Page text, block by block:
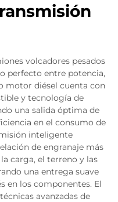
volcadores pesados
perfecto entre potencia,
motor diésel cuenta con
y tecnología de
una salida óptima de
en el consumo de
inteligente
de engranaje más
carga, el terreno y las
una entrega suave
en los componentes. El
avanzadas de